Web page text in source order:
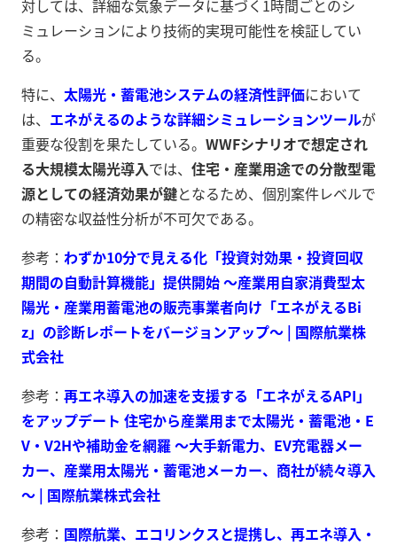
対しては、詳細な気象データに基づく1時間ごとのシ
ミュレーションにより技術的実現可能性を検証してい
る。
特に、 太陽光・蓄電池システムの経済性評価において
は、 エネがえるのような詳細シミュレーションツールが
重要な役割を果たしている。 WWFシナリオで想定され
る大規模太陽光導入では、 住宅・産業用途での分散型電
源としての経済効果が鍵となるため、個別案件レベルで
の精密な収益性分析が不可欠である。
参考： わずか10分で見える化「投資対効果・投資回収
期間の自動計算機能」提供開始 ～産業用自家消費型太
陽光・産業用蓄電池の販売事業者向け「エネがえるBi
z」の診断レポートをバージョンアップ～ | 国際航業株
式会社
参考： 再エネ導入の加速を支援する「エネがえるAPI」
をアップデート 住宅から産業用まで太陽光・蓄電池・E
V・V2Hや補助金を網羅 ～大手新電力、EV充電器メー
カー、産業用太陽光・蓄電池メーカー、商社が続々導入
～ | 国際航業株式会社
参考： 国際航業、エコリンクスと提携し、再エネ導入・